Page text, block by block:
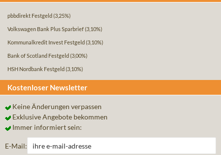
pbbdirekt Festgeld (3,25%)
Volkswagen Bank Plus Sparbrief(3,10%)
Kommunalkredit Invest Festgeld (3,10%)
Bank of Scotland Festgeld (3,00%)
HSH Nordbank Festgeld (3,10%)
Kostenloser Newsletter
Keine Änderungen verpassen
Exklusive Angebote bekommen
Immer informiert sein:
E-Mail: